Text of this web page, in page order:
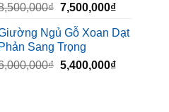
₫ Giá
là:
8,500,000₫.
7,500,000₫Giá
tại
Ngủ Gỗ Xoan Dạt
Phản Sang Trọng
₫ Giá
5,400,000₫Giá